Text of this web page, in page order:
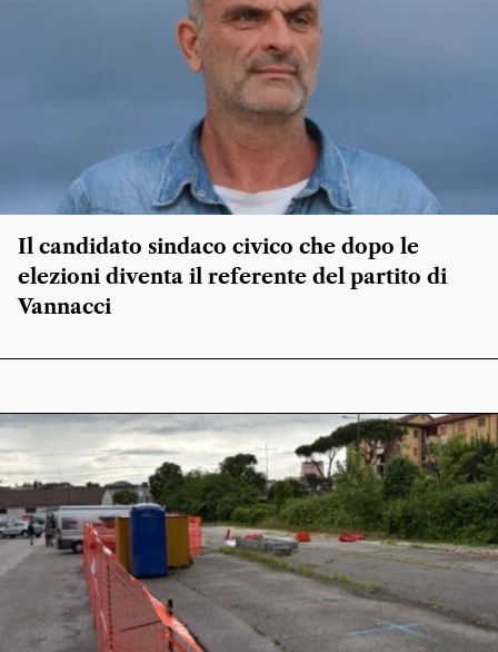
Il candidato sindaco civico che dopo le
elezioni diventa il referente del partito di
Vannacci